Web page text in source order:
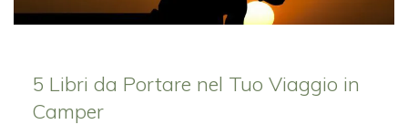
5 Libri da Portare nel Tuo Viaggio in
Camper